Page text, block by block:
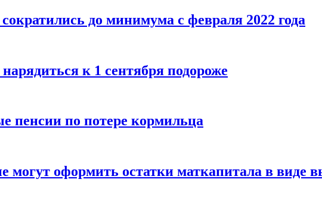
до минимума с февраля 2022 года
к 1 сентября подороже
пенсии по потере кормильца
оформить остатки маткапитала в виде